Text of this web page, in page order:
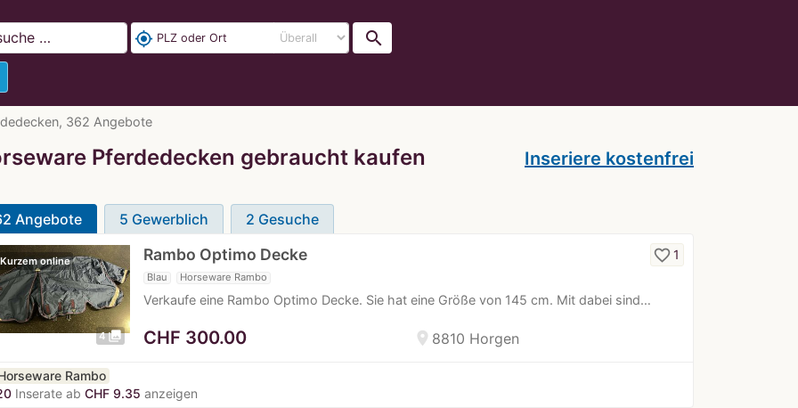
my_location search
362 Angebote
Pferdedecken gebraucht kaufen Inseriere kostenfrei
Angebote 5 Gewerblich 2 Gesuche
4 photo_library
online Rambo Optimo Decke
Blau Horseware Rambo
Verkaufe eine Rambo Optimo Decke. Sie hat eine Größe von 145 cm. Mit dabei sind…
favorite_border1
location_on 8810 Horgen
CHF 300.00
Rambo
Inserate ab CHF 9.35 anzeigen